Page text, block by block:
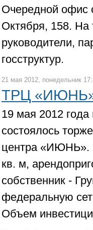
Очередной офис
Октября, 158. На
руководители,
госструктур.
21 мая 2012, понедельник
ТРЦ «ИЮНЬ»:
19 мая 2012
состоялось
центра «ИЮНЬ».
кв. м,
собственник -
федеральную
Объем